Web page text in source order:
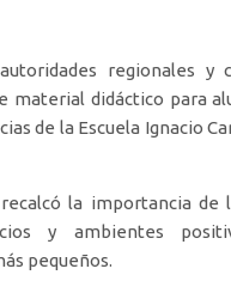
regionales y
material didáctico para
de la Escuela Ignacio
la importancia de
y ambientes
pequeños.